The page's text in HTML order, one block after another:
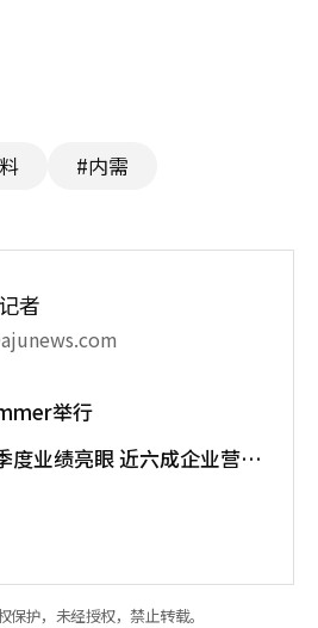
#内需
记者
举行
度业绩亮眼 近六成企业营业
保护，未经授权，禁止转载。